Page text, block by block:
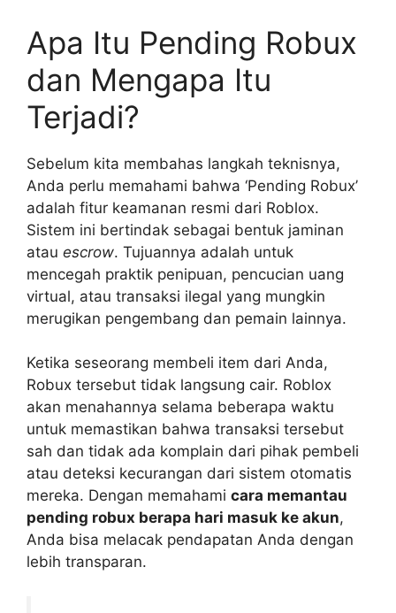
Apa Itu Pending Robux
dan Mengapa Itu
Terjadi?
Sebelum kita membahas langkah teknisnya,
Anda perlu memahami bahwa ‘Pending Robux’
adalah fitur keamanan resmi dari Roblox.
Sistem ini bertindak sebagai bentuk jaminan
atau escrow. Tujuannya adalah untuk
mencegah praktik penipuan, pencucian uang
virtual, atau transaksi ilegal yang mungkin
merugikan pengembang dan pemain lainnya.
Ketika seseorang membeli item dari Anda,
Robux tersebut tidak langsung cair. Roblox
akan menahannya selama beberapa waktu
untuk memastikan bahwa transaksi tersebut
sah dan tidak ada komplain dari pihak pembeli
atau deteksi kecurangan dari sistem otomatis
mereka. Dengan memahami cara memantau
pending robux berapa hari masuk ke akun,
Anda bisa melacak pendapatan Anda dengan
lebih transparan.